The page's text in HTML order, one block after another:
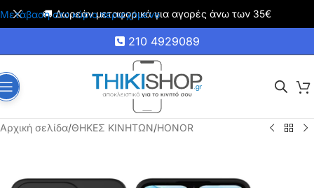
Μετάβαση στο κύριο περιεχόμενο
🚚 Δωρεάν μεταφορικά για αγορές άνω των 35€
210 4929089
Αρχική σελίδα/ΘΗΚΕΣ ΚΙΝΗΤΩΝ/HONOR